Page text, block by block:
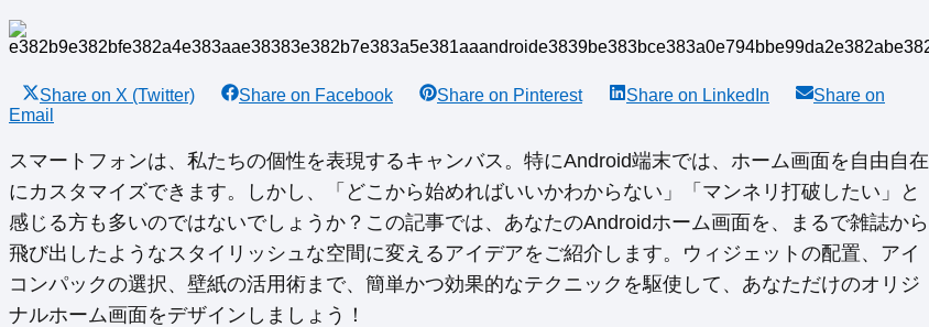
Share on X (Twitter) Share on Facebook Share on Pinterest Share on LinkedIn
Share on
Email
スマートフォンは、私たちの個性を表現するキャンバス。特にAndroid端末では、ホーム画面を自由自在
にカスタマイズできます。しかし、「どこから始めればいいかわからない」「マンネリ打破したい」と
感じる方も多いのではないでしょうか？この記事では、あなたのAndroidホーム画面を、まるで雑誌から
飛び出したようなスタイリッシュな空間に変えるアイデアをご紹介します。ウィジェットの配置、アイ
コンパックの選択、壁紙の活用術まで、簡単かつ効果的なテクニックを駆使して、あなただけのオリジ
ナルホーム画面をデザインしましょう！